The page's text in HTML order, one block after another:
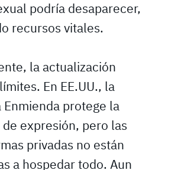
podría desaparecer,
recursos vitales.
la actualización
En EE.UU., la
Enmienda protege la
expresión, pero las
privadas no están
a hospedar todo. Aun